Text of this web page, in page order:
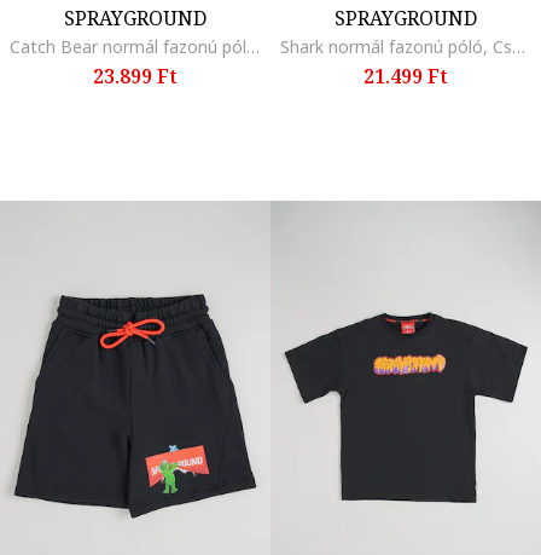
SPRAYGROUND
Catch Bear normál fazonú póló, Zöld/Fekete
23.899 Ft
SPRAYGROUND
Shark normál fazonú póló, Csontszín
21.499 Ft